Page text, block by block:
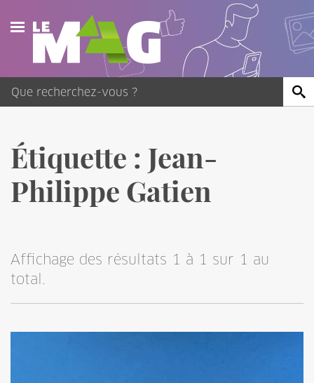
Actualités
Agenda
Vidéos
Contact
Étiquette : Jean-
Philippe Gatien
Affichage des résultats 1 à 1 sur 1 au
total.